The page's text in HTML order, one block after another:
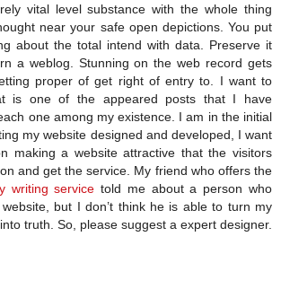
vital level substance with the whole thing
near your safe open depictions. You put
about the total intend with data. Preserve it
a weblog. Stunning on the web record gets
proper of get right of entry to. I want to
is one of the appeared posts that I have
one among my existence. I am in the initial
my website designed and developed, I want
making a website attractive that the visitors
and get the service. My friend who offers the
writing service told me about a person who
but I don’t think he is able to turn my
truth. So, please suggest a expert designer.